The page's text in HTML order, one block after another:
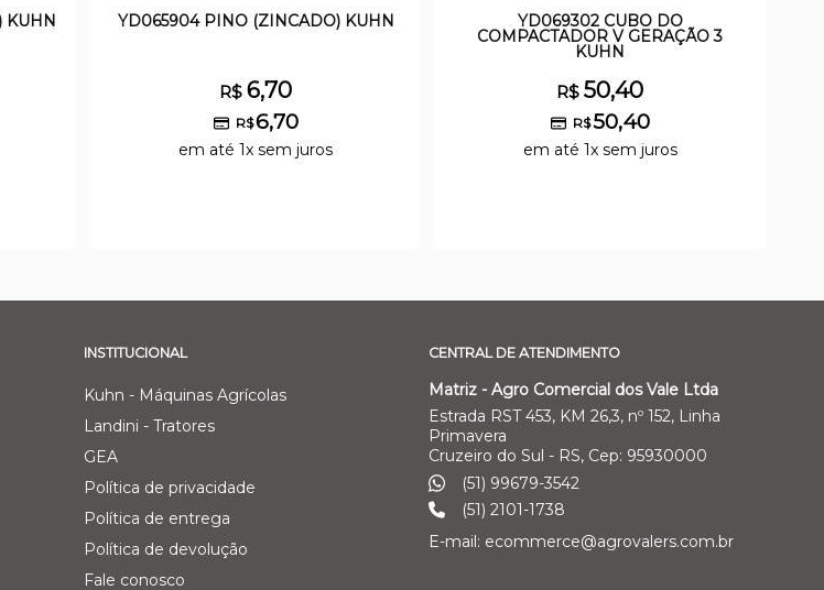
KUHN YD065904 PINO (ZINCADO) KUHN
R$6,70
R$6,70
em até 1x sem juros
YD069302 CUBO DO
COMPACTADOR V GERAÇÃO 3
KUHN
R$50,40
R$50,40
em até 1x sem juros
INSTITUCIONAL
Kuhn - Máquinas Agrícolas
Landini - Tratores
GEA
Política de privacidade
Política de entrega
Política de devolução
Fale conosco
CENTRAL DE ATENDIMENTO
Matriz - Agro Comercial dos Vale Ltda
Estrada RST 453, KM 26,3, nº 152, Linha
Primavera
Cruzeiro do Sul - RS, Cep: 95930000
(51) 99679-3542
(51) 2101-1738
E-mail: ecommerce@agrovalers.com.br